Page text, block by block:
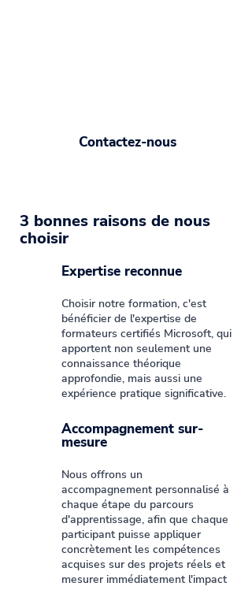
Contactez-nous
3 bonnes raisons de nous
choisir
Expertise reconnue
Choisir notre formation, c'est
bénéficier de l'expertise de
formateurs certifiés Microsoft, qui
apportent non seulement une
connaissance théorique
approfondie, mais aussi une
expérience pratique significative.
Accompagnement sur-
mesure
Nous offrons un
accompagnement personnalisé à
chaque étape du parcours
d'apprentissage, afin que chaque
participant puisse appliquer
concrètement les compétences
acquises sur des projets réels et
mesurer immédiatement l'impact